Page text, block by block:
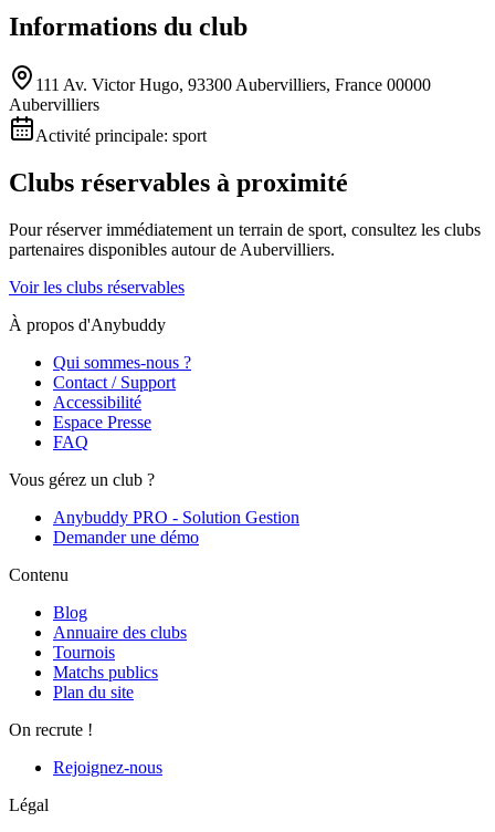
Informations du club
111 Av. Victor Hugo, 93300 Aubervilliers, France 00000
Aubervilliers
Activité principale: sport
Clubs réservables à proximité
Pour réserver immédiatement un terrain de sport, consultez les clubs
partenaires disponibles autour de Aubervilliers.
Voir les clubs réservables
À propos d'Anybuddy
Qui sommes-nous ?
Contact / Support
Accessibilité
Espace Presse
FAQ
Vous gérez un club ?
Anybuddy PRO - Solution Gestion
Demander une démo
Contenu
Blog
Annuaire des clubs
Tournois
Matchs publics
Plan du site
On recrute !
Rejoignez-nous
Légal